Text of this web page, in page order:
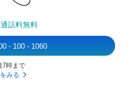
通話料無料
- 100 - 1060
7時まで
みる